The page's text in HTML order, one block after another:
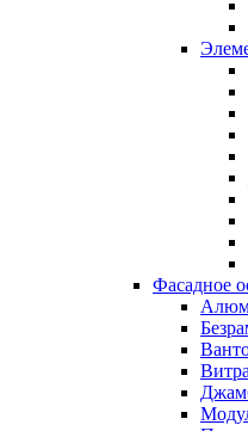
Фасадное